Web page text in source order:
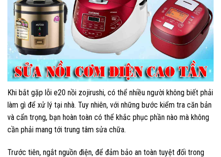
Khi bắt gặp lỗi e20 nồi zojirushi, có thể nhiều người không biết phải
làm gì để xử lý tại nhà. Tuy nhiên, với những bước kiểm tra căn bản
và cẩn trọng, bạn hoàn toàn có thể khắc phục phần nào mà không
cần phải mang tới trung tâm sửa chữa.
Trước tiên, ngắt nguồn điện, để đảm bảo an toàn tuyệt đối trong